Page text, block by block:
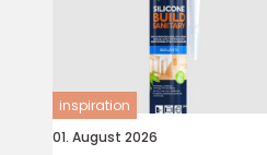
inspiration
01. August 2026